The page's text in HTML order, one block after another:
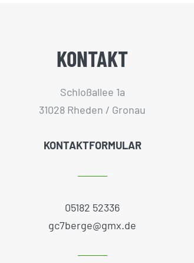
KONTAKT
Schloßallee 1a
31028 Rheden / Gronau
KONTAKTFORMULAR
05182 52336
gc7berge@gmx.de